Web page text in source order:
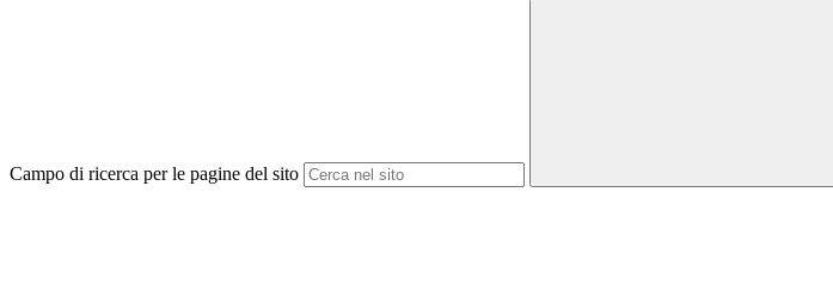
Campo di ricerca per le pagine del sito